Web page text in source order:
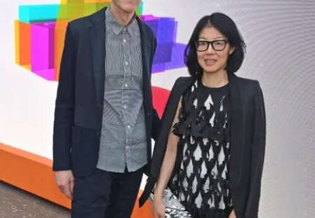
告中，政府指责博物馆馆长安西娅·M·哈蒂格
（Anthea M. Hartig）在展览中传播“激进的行动主
义意识形态”。
根据这一行政令，新的指示牌将告知参观者，博物
馆现有展览“应予以改造”，以符合政府近期发布的
题为《拯救美国的故事：史密森尼学会美国国家历
史博物馆如何因意识形态操控而抹杀我们的历史遗
产》的报告。指示牌还将“引导游客前往能够获取关
于美国历史准确信息的地点和资源”。不过政府并未
具体说明其认可的具体地点或资源为何。